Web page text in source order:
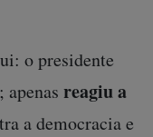
o presidente
reagiu a
a democracia e